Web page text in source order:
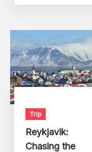
Trip
Reykjavik:
Chasing the